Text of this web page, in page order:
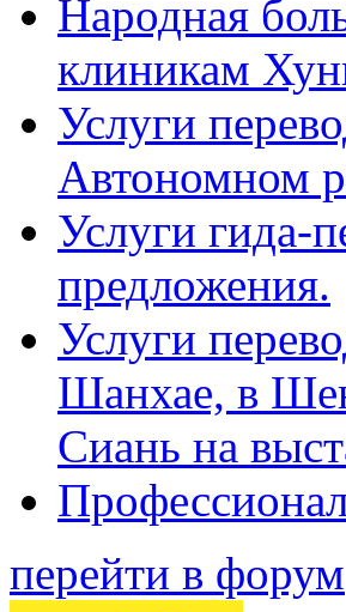
Народная
клиникам
Услуги
Автономном
Услуги гида-
предложения.
Услуги
Шанхае, в
Сиань на
перейти в форум